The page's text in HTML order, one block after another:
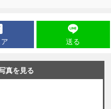
送る
真を見る